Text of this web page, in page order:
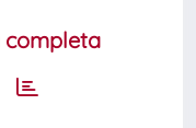
completa